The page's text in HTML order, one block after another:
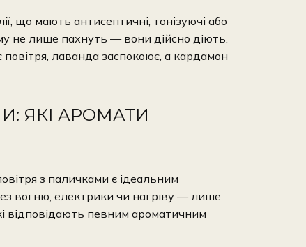
що мають антисептичні, тонізуючі або
не лише пахнуть — вони дійсно діють.
лаванда заспокоює, а кардамон
ЯКІ АРОМАТИ
з паличками є ідеальним
вогню, електрики чи нагріву — лише
відповідають певним ароматичним